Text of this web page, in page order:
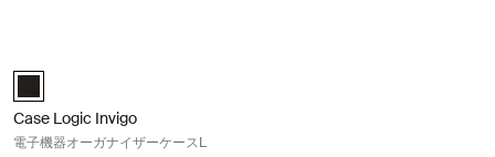
Case Logic Invigo electronic case large 黒 (selected)
Case Logic Invigo
電子機器オーガナイザーケースL